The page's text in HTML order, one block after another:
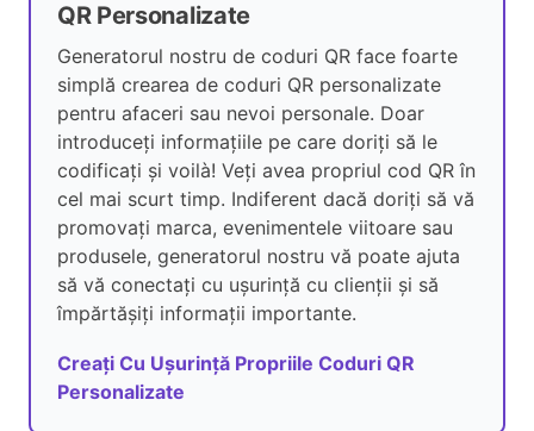
QR Personalizate
Generatorul nostru de coduri QR face foarte
simplă crearea de coduri QR personalizate
pentru afaceri sau nevoi personale. Doar
introduceți informațiile pe care doriți să le
codificați și voilà! Veți avea propriul cod QR în
cel mai scurt timp. Indiferent dacă doriți să vă
promovați marca, evenimentele viitoare sau
produsele, generatorul nostru vă poate ajuta
să vă conectați cu ușurință cu clienții și să
împărtășiți informații importante.
Creați Cu Ușurință Propriile Coduri QR
Personalizate